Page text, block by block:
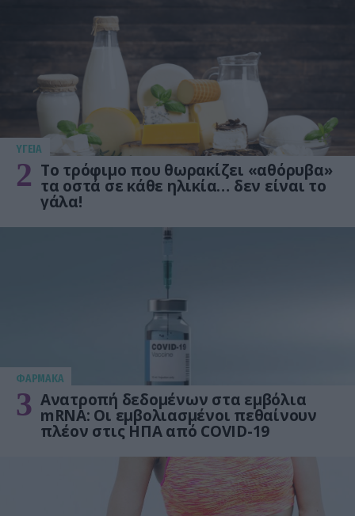
ΥΓΕΙΑ
2 Το τρόφιμο που θωρακίζει «αθόρυβα»
τα οστά σε κάθε ηλικία… δεν είναι το
γάλα!
ΦΑΡΜΑΚΑ
3 Ανατροπή δεδομένων στα εμβόλια
mRNA: Οι εμβολιασμένοι πεθαίνουν
πλέον στις ΗΠΑ από COVID-19